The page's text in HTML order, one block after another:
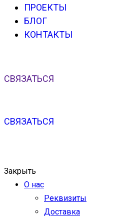
ПРОЕКТЫ
БЛОГ
КОНТАКТЫ
СВЯЗАТЬСЯ
СВЯЗАТЬСЯ
Закрыть
О нас
Реквизиты
Доставка